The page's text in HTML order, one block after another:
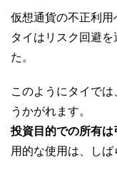
仮想通貨の不正利用
タイはリスク回避
た。
このようにタイでは
うかがれます。
投資目的での所有は
用的な使用は、しば